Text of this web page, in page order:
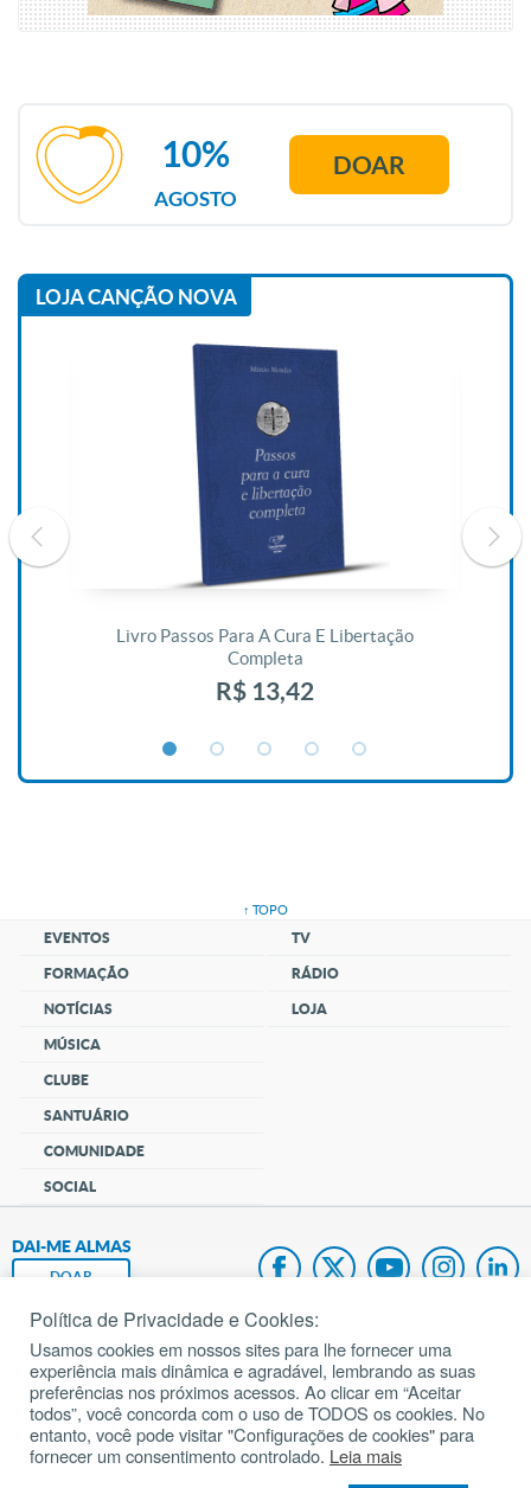
AGOSTO
10% DOAR
LOJA CANÇÃO NOVA
Livro Passos Para A Cura E Libertação
Completa
R$ 13,42
↑ TOPO
EVENTOS
FORMAÇÃO
NOTÍCIAS
MÚSICA
CLUBE
SANTUÁRIO
COMUNIDADE
SOCIAL
TV
RÁDIO
LOJA
DAI-ME ALMAS
DOAR
Fundação João Paulo II
Pedido de Oração
Mapa do site
Política de Privacidade e Cookies:
Usamos cookies em nossos sites para lhe fornecer uma
experiência mais dinâmica e agradável, lembrando as suas
preferências nos próximos acessos. Ao clicar em “Aceitar
todos”, você concorda com o uso de TODOS os cookies. No
entanto, você pode visitar "Configurações de cookies" para
fornecer um consentimento controlado. Leia mais